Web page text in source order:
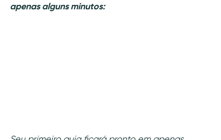
apenas alguns minutos: